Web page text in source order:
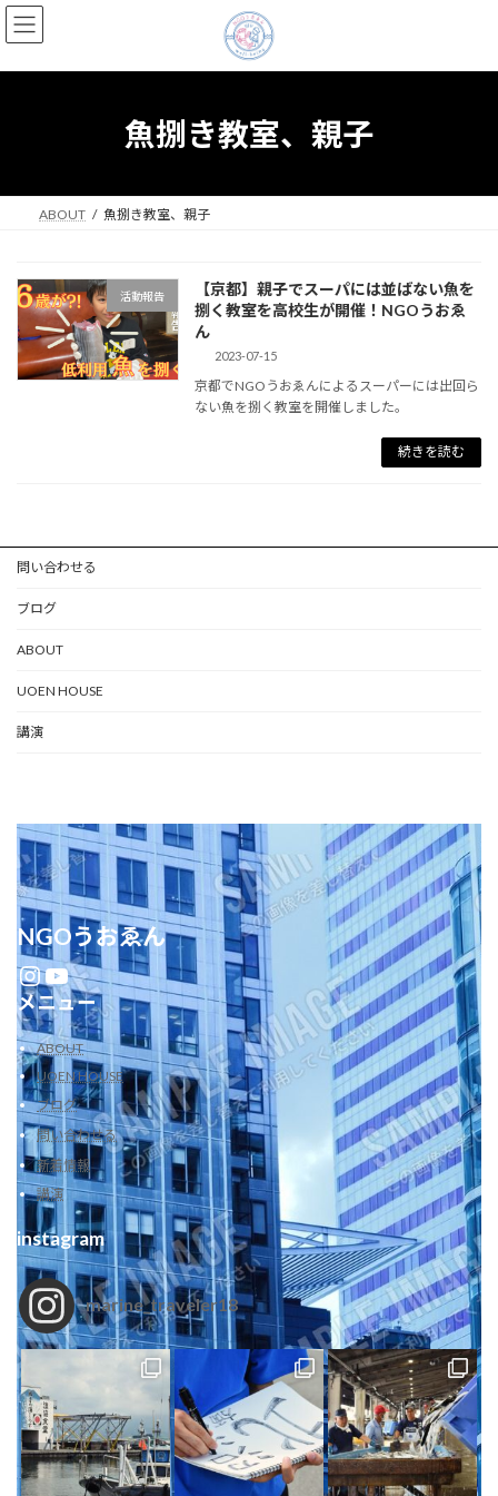
コ
ン
ン
ナ
ビ
ー
魚捌き教室、親子
ABOUT 魚捌き教室、親子
活動報告
【京都】親子でスーパには並ばない魚を
捌く教室を高校生が開催！NGOうおゑ
ん
2023-07-15
京都でNGOうおゑんによるスーパーには出回ら
ない魚を捌く教室を開催しました。
続きを読む
問い合わせる
ブログ
ABOUT
UOEN HOUSE
講演
NGOうおゑん
Instagram
YouTube
メニュー
ABOUT
UOEN HOUSE
ブログ
問い合わせる
新着情報
講演
instagram
marine_traveler18